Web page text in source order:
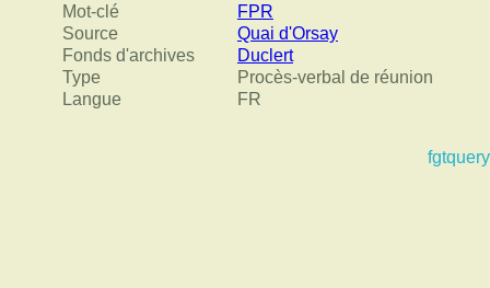
Mot-clé
FPR
Source
Quai d'Orsay
Fonds d'archives
Duclert
Type
Procès-verbal de réunion
Langue
FR